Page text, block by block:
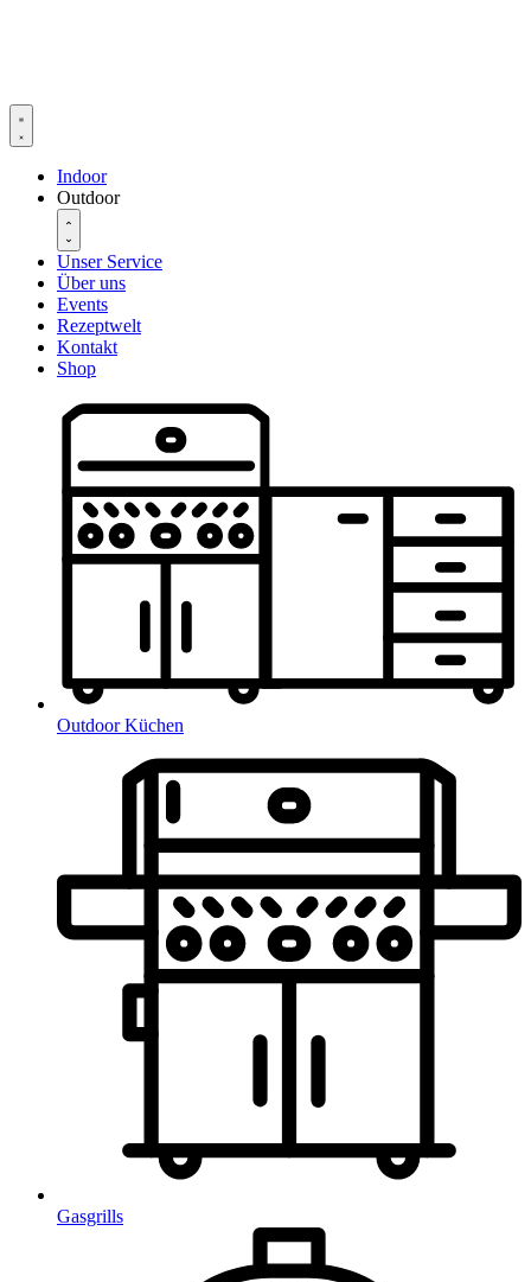
Indoor
Outdoor
Unser Service
Über uns
Events
Rezeptwelt
Kontakt
Shop
Outdoor Küchen
Gasgrills